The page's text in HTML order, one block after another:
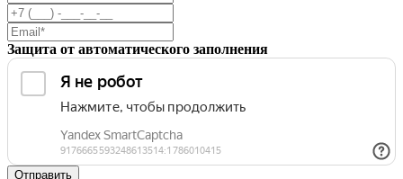
Защита от автоматического заполнения